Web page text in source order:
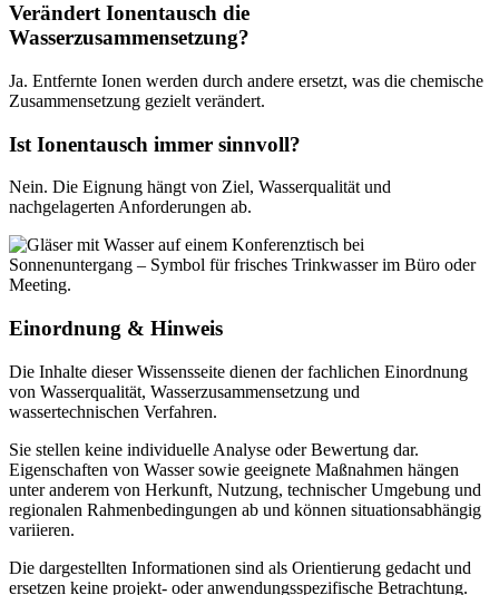
Verändert Ionentausch die
Wasserzusammensetzung?
Ja. Entfernte Ionen werden durch andere ersetzt, was die chemische
Zusammensetzung gezielt verändert.
Ist Ionentausch immer sinnvoll?
Nein. Die Eignung hängt von Ziel, Wasserqualität und
nachgelagerten Anforderungen ab.
Einordnung & Hinweis
Die Inhalte dieser Wissensseite dienen der fachlichen Einordnung
von Wasserqualität, Wasserzusammensetzung und
wassertechnischen Verfahren.
Sie stellen keine individuelle Analyse oder Bewertung dar.
Eigenschaften von Wasser sowie geeignete Maßnahmen hängen
unter anderem von Herkunft, Nutzung, technischer Umgebung und
regionalen Rahmenbedingungen ab und können situationsabhängig
variieren.
Die dargestellten Informationen sind als Orientierung gedacht und
ersetzen keine projekt- oder anwendungsspezifische Betrachtung.